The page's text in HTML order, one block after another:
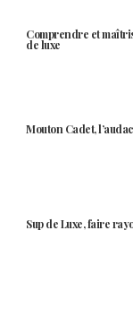
Comprendre et
de luxe
Mouton Cadet,
Sup de Luxe, faire